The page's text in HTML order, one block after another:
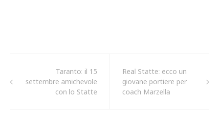
Taranto: il 15
settembre amichevole
con lo Statte
Real Statte: ecco un
giovane portiere per
coach Marzella